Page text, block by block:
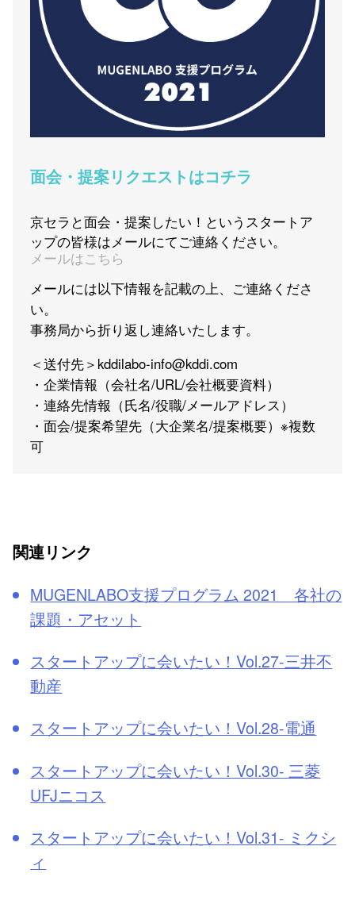
面会・提案リクエストはコチラ
京セラと面会・提案したい！というスタートア
ップの皆様はメールにてご連絡ください。
メールはこちら
メールには以下情報を記載の上、ご連絡くださ
い。
事務局から折り返し連絡いたします。
＜送付先＞kddilabo-info@kddi.com
・企業情報（会社名/URL/会社概要資料）
・連絡先情報（氏名/役職/メールアドレス）
・面会/提案希望先（大企業名/提案概要）※複数
可
関連リンク
MUGENLABO支援プログラム 2021 各社の
課題・アセット
スタートアップに会いたい！Vol.27-三井不
動産
スタートアップに会いたい！Vol.28-電通
スタートアップに会いたい！Vol.30- 三菱
UFJニコス
スタートアップに会いたい！Vol.31- ミクシ
ィ